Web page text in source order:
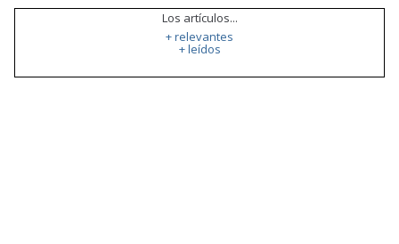
Los artículos...
+ relevantes
+ leídos